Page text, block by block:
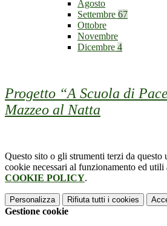
Agosto
Settembre 67
Ottobre
Novembre
Dicembre 4
Progetto “A Scuola di
Mazzeo al Natta
Questo sito o gli strumenti terzi da
cookie necessari al funzionamento ed
COOKIE POLICY.
Personalizza Rifiuta tutti i cookies
Gestione cookie